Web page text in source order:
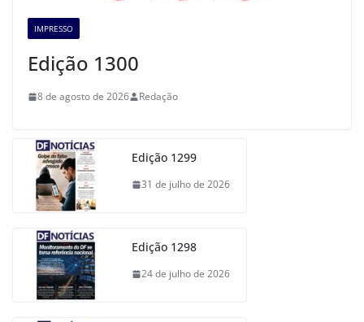
IMPRESSO
Edição 1300
8 de agosto de 2026 Redação
Edição 1299
31 de julho de 2026
Edição 1298
24 de julho de 2026